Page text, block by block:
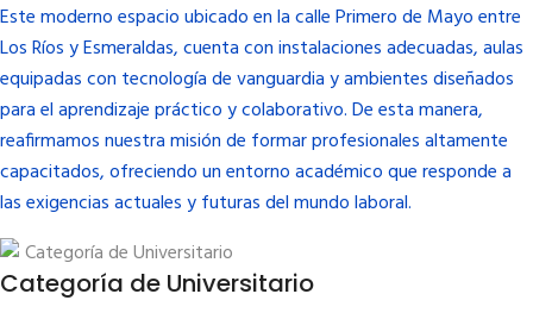
Este moderno espacio ubicado en la calle Primero de Mayo entre
Los Ríos y Esmeraldas, cuenta con instalaciones adecuadas, aulas
equipadas con tecnología de vanguardia y ambientes diseñados
para el aprendizaje práctico y colaborativo. De esta manera,
reafirmamos nuestra misión de formar profesionales altamente
capacitados, ofreciendo un entorno académico que responde a
las exigencias actuales y futuras del mundo laboral.
Categoría de Universitario